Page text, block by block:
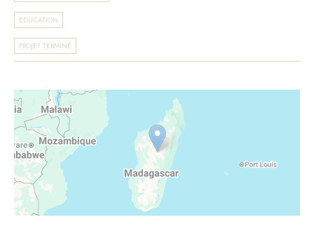
ÉDUCATION
PROJET TERMINÉ